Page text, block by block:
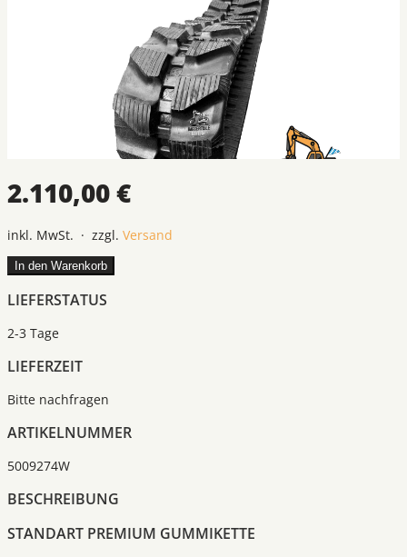
2.110,00 €
inkl. MwSt. · zzgl. Versand
In den Warenkorb
LIEFERSTATUS
2-3 Tage
LIEFERZEIT
Bitte nachfragen
ARTIKELNUMMER
5009274W
BESCHREIBUNG
STANDART PREMIUM GUMMIKETTE